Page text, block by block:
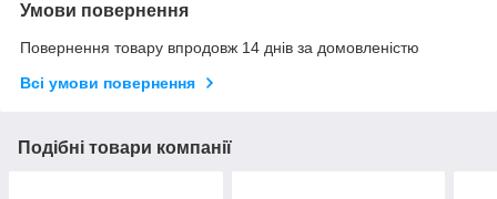
Умови повернення
Повернення товару впродовж 14 днів за домовленістю
Всі умови повернення
Подібні товари компанії